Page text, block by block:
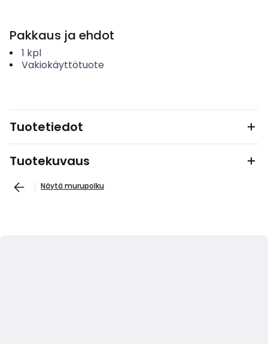
Pakkaus ja ehdot
1 kpl
Vakiokäyttötuote
Tuotetiedot
Tuotekuvaus
Näytä murupolku